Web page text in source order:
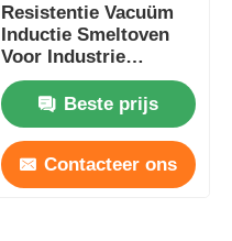
Resistentie Vacuüm
Inductie Smeltoven
Voor Industrie
Laboratorium Op
maat
Beste prijs
Contacteer ons